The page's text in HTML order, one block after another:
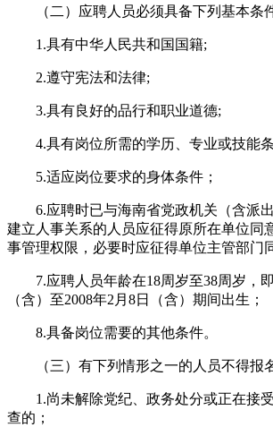
（二）应聘人员必须具备下列基本条
1.具有中华人民共和国国籍;
2.遵守宪法和法律;
3.具有良好的品行和职业道德;
4.具有岗位所需的学历、专业或技能条
5.适应岗位要求的身体条件；
6.应聘时已与海南省党政机关（含派出
建立人事关系的人员应征得原所在单位同
事管理权限，必要时应征得单位主管部门
7.应聘人员年龄在18周岁至38周岁，即
（含）至2008年2月8日（含）期间出生；
8.具备岗位需要的其他条件。
（三）有下列情形之一的人员不得报
1.尚未解除党纪、政务处分或正在接受
查的；